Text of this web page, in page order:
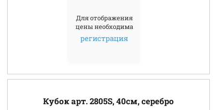
Для отображения
цены необходима
регистрация
Кубок арт. 2805S, 40см, серебро